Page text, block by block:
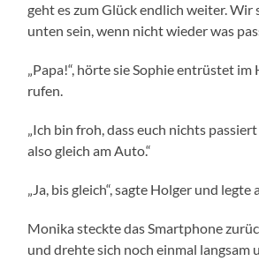
geht es zum Glück endlich weiter. Wir
unten sein, wenn nicht wieder was
„Papa!“, hörte sie Sophie entrüstet
rufen.
„Ich bin froh, dass euch nichts
also gleich am Auto.“
„Ja, bis gleich“, sagte Holger und legte
Monika steckte das Smartphone
und drehte sich noch einmal langsam